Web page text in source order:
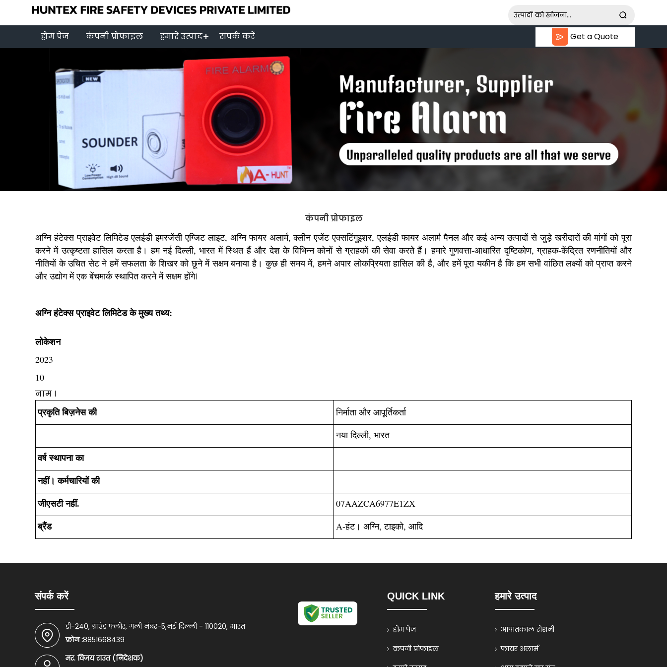
होम पेज कंपनी प्रोफाइल हमारे उत्पाद संपर्क करें Get a Quote
कंपनी प्रोफाइल
अग्नि हंटेक्स प्राइवेट लिमिटेड एलईडी इमरजेंसी एग्जिट लाइट, अग्नि फायर अलार्म, क्लीन एजेंट एक्सटिंगुइशर, एलईडी फायर अलार्म पैनल और कई अन्य उत्पादों से जुड़े खरीदारों की मांगों को पूरा
करने में उत्कृष्टता हासिल करता है। हम नई दिल्ली, भारत में स्थित हैं और देश के विभिन्न कोनों से ग्राहकों की सेवा करते हैं। हमारे गुणवत्ता-आधारित दृष्टिकोण, ग्राहक-केंद्रित रणनीतियों और
नीतियों के उचित सेट ने हमें सफलता के शिखर को छूने में सक्षम बनाया है। कुछ ही समय में, हमने अपार लोकप्रियता हासिल की है, और हमें पूरा यकीन है कि हम सभी वांछित लक्ष्यों को प्राप्त करने
और उद्योग में एक बेंचमार्क स्थापित करने में सक्षम होंगे।
अग्नि हंटेक्स प्राइवेट लिमिटेड के मुख्य तथ्य:
लोकेशन
2023
10
नाम ।
प्रकृति बिज़नेस की
निर्माता और आपूर्तिकर्ता
नया दिल्ली, भारत
वर्ष स्थापना का
नहीं। कर्मचारियों की
जीएसटी नहीं.
07AAZCA6977E1ZX
ब्रैंड A-हंट। अग्नि, टाइको, आदि
संपर्क करें
डी-240, ग्राउंड फ्लोर, गली नंबर-5,नई दिल्ली - 110020, भारत
फ़ोन :8851668439
मर. विजय राउत(निदेशक)
QUICK LINK
होम पेज
कंपनी प्रोफाइल
हमारे उत्पाद
आपातकाल रोशनी
फायर अलार्म